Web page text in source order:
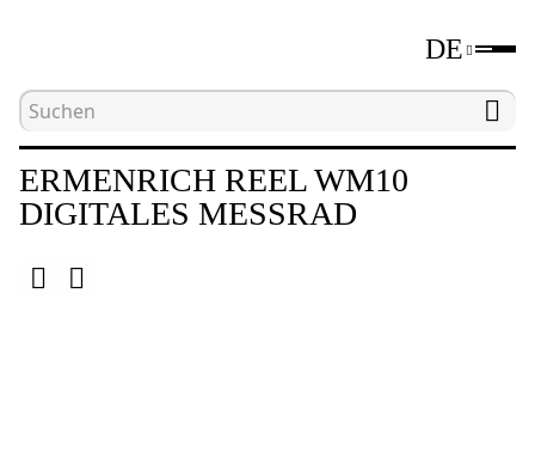
DE
Hauptseite
ERMENRICH REEL WM10
DIGITALES MESSRAD